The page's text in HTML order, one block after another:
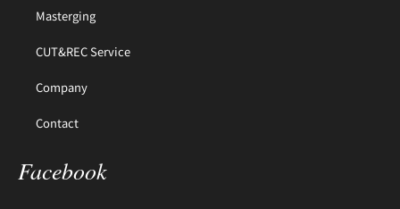
Masterging
CUT&REC Service
Company
Contact
Facebook